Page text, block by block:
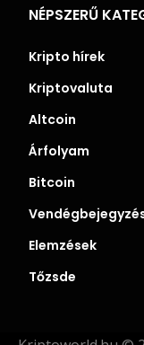
NÉPSZERŰ
Kripto hírek
Kriptovaluta
Altcoin
Árfolyam
Bitcoin
Elemzések
Tőzsde